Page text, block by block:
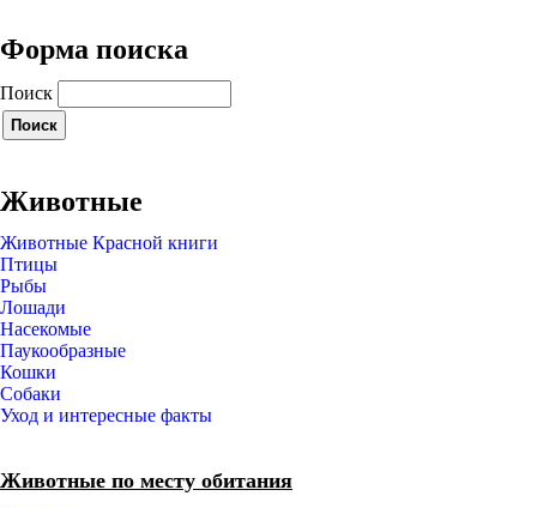
Форма поиска
Поиск
Животные
Животные Красной книги
Птицы
Рыбы
Лошади
Насекомые
Паукообразные
Кошки
Собаки
Уход и интересные факты
Животные по месту обитания